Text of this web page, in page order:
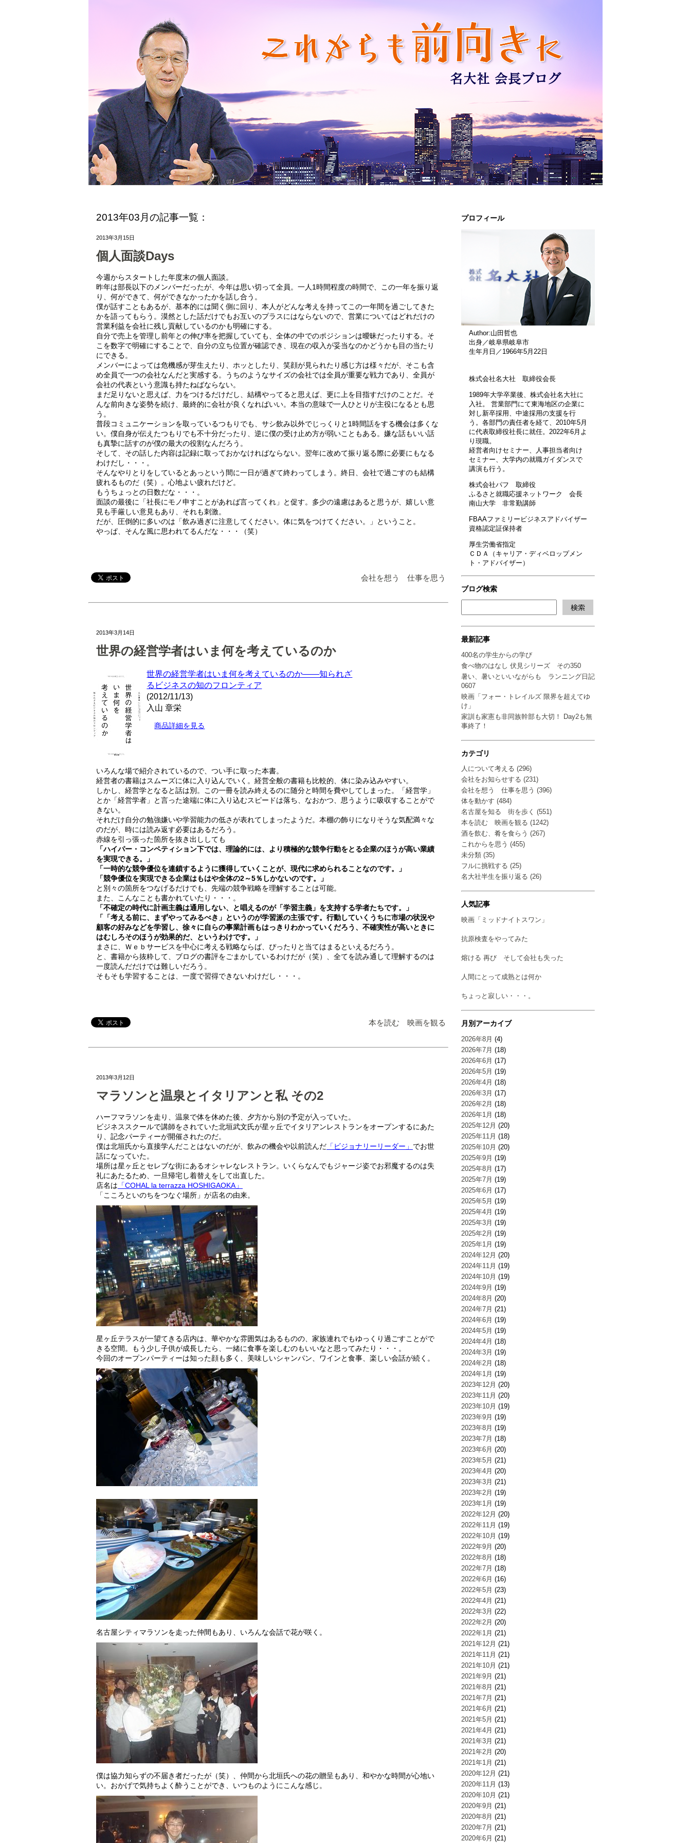
プロフィール
Author:山田哲也
出身／岐阜県岐阜市
生年月日／1966年5月22日
株式会社名大社 取締役会長
1989年大学卒業後、株式会社名大社に
入社。 営業部門にて東海地区の企業に
対し新卒採用、中途採用の支援を行
う。各部門の責任者を経て、2010年5月
に代表取締役社長に就任。2022年6月よ
り現職。
経営者向けセミナー、人事担当者向け
セミナー、大学内の就職ガイダンスで
講演も行う。
株式会社パフ 取締役
ふるさと就職応援ネットワーク 会長
南山大学 非常勤講師
FBAAファミリービジネスアドバイザー
資格認定証保持者
厚生労働省指定
ＣＤＡ（キャリア・ディベロップメン
ト・アドバイザー）
ブログ検索
最新記事
400名の学生からの学び
食べ物のはなし 伏見シリーズ その350
暑い、暑いといいながらも ランニング日記
0607
映画「フォー・トレイルズ 限界を超えてゆ
け」
家訓も家憲も非同族幹部も大切！ Day2も無
事終了！
カテゴリ
人について考える (296)
会社をお知らせする (231)
会社を想う 仕事を思う (396)
体を動かす (484)
名古屋を知る 街を歩く (551)
本を読む 映画を観る (1242)
酒を飲む、肴を食らう (267)
これからを思う (455)
未分類 (35)
フルに挑戦する (25)
名大社半生を振り返る (26)
人気記事
映画「ミッドナイトスワン」
抗原検査をやってみた
熔ける 再び そして会社も失った
人間にとって成熟とは何か
ちょっと寂しい・・・。
月別アーカイブ
2026年8月 (4)
2026年7月 (18)
2026年6月 (17)
2026年5月 (19)
2026年4月 (18)
2026年3月 (17)
2026年2月 (18)
2026年1月 (18)
2025年12月 (20)
2025年11月 (18)
2025年10月 (20)
2025年9月 (19)
2025年8月 (17)
2025年7月 (19)
2025年6月 (17)
2025年5月 (19)
2025年4月 (19)
2025年3月 (19)
2025年2月 (19)
2025年1月 (19)
2024年12月 (20)
2024年11月 (19)
2024年10月 (19)
2024年9月 (19)
2024年8月 (20)
2024年7月 (21)
2024年6月 (19)
2024年5月 (19)
2024年4月 (18)
2024年3月 (19)
2024年2月 (18)
2024年1月 (19)
2023年12月 (20)
2023年11月 (20)
2023年10月 (19)
2023年9月 (19)
2023年8月 (19)
2023年7月 (18)
2023年6月 (20)
2023年5月 (21)
2023年4月 (20)
2023年3月 (21)
2023年2月 (19)
2023年1月 (19)
2022年12月 (20)
2022年11月 (19)
2022年10月 (19)
2022年9月 (20)
2022年8月 (18)
2022年7月 (18)
2022年6月 (16)
2022年5月 (23)
2022年4月 (21)
2022年3月 (22)
2022年2月 (20)
2022年1月 (21)
2021年12月 (21)
2021年11月 (21)
2021年10月 (21)
2021年9月 (21)
2021年8月 (21)
2021年7月 (21)
2021年6月 (21)
2021年5月 (21)
2021年4月 (21)
2021年3月 (21)
2021年2月 (20)
2021年1月 (21)
2020年12月 (21)
2020年11月 (13)
2020年10月 (21)
2020年9月 (21)
2020年8月 (21)
2020年7月 (21)
2020年6月 (21)
2013年03月の記事一覧：
2013年3月15日
個人面談Days
今週からスタートした年度末の個人面談。
昨年は部長以下のメンバーだったが、今年は思い切って全員。一人1時間程度の時間で、この一年を振り返
り、何ができて、何ができなかったかを話し合う。
僕が話すこともあるが、基本的には聞く側に回り、本人がどんな考えを持ってこの一年間を過ごしてきた
かを語ってもらう。漠然とした話だけでもお互いのプラスにはならないので、営業についてはどれだけの
営業利益を会社に残し貢献しているのかも明確にする。
自分で売上を管理し前年との伸び率を把握していても、全体の中でのポジションは曖昧だったりする。そ
こを数字で明確にすることで、自分の立ち位置が確認でき、現在の収入が妥当なのかどうかも目の当たり
にできる。
メンバーによっては危機感が芽生えたり、ホッとしたり、笑顔が見られたり感じ方は様々だが、そこも含
め全員で一つの会社なんだと実感する。うちのようなサイズの会社では全員が重要な戦力であり、全員が
会社の代表という意識も持たねばならない。
まだ足りないと思えば、力をつけるだけだし、結構やってると思えば、更に上を目指すだけのことだ。そ
んな前向きな姿勢を続け、最終的に会社が良くなればいい。本当の意味で一人ひとりが主役になるとも思
う。
普段コミュニケーションを取っているつもりでも、サシ飲み以外でじっくりと1時間話をする機会は多くな
い。僕自身が伝えたつもりでも不十分だったり、逆に僕の受け止め方が弱いこともある。嫌な話もいい話
も真摯に話すのが僕の最大の役割なんだろう。
そして、その話した内容は記録に取っておかなければならない。翌年に改めて振り返る際に必要にもなる
わけだし・・・。
そんなやりとりをしているとあっという間に一日が過ぎて終わってしまう。終日、会社で過ごすのも結構
疲れるものだ（笑）。心地よい疲れだけど。
もうちょっとの日数だな・・・。
面談の最後に「社長にモノ申すことがあれば言ってくれ」と促す。多少の遠慮はあると思うが、嬉しい意
見も手厳しい意見もあり、それも刺激。
だが、圧倒的に多いのは「飲み過ぎに注意してください。体に気をつけてください。」ということ。
やっぱ、そんな風に思われてるんだな・・・（笑）
会社を想う 仕事を思う
2013年3月14日
世界の経営学者はいま何を考えているのか
世界の経営学者はいま何を考えているのか――知られざ
るビジネスの知のフロンティア
(2012/11/13)
入山 章栄
商品詳細を見る
いろんな場で紹介されているので、つい手に取った本書。
経営者の書籍はスムーズに体に入り込んでいく。経営全般の書籍も比較的、体に染み込みやすい。
しかし、経営学となると話は別。この一冊を読み終えるのに随分と時間を費やしてしまった。「経営学」
とか「経営学者」と言った途端に体に入り込むスピードは落ち、なおかつ、思うように吸収することがで
きない。
それだけ自分の勉強嫌いや学習能力の低さが表れてしまったようだ。本棚の飾りになりそうな気配満々な
のだが、時には読み返す必要はあるだろう。
赤線を引っ張った箇所を抜き出ししても
「ハイパー・コンペティション下では、理論的には、より積極的な競争行動をとる企業のほうが高い業績
を実現できる。」
「一時的な競争優位を連鎖するように獲得していくことが、現代に求められることなのです。」
「競争優位を実現できる企業はもはや全体の2～5％しかないのです。」
と別々の箇所をつなげるだけでも、先端の競争戦略を理解することは可能。
また、こんなことも書かれていたり・・・。
「不確定の時代に計画主義は通用しない、と唱えるのが「学習主義」を支持する学者たちです。」
「「考える前に、まずやってみるべき」というのが学習派の主張です。行動していくうちに市場の状況や
顧客の好みなどを学習し、徐々に自らの事業計画もはっきりわかっていくだろう、不確実性が高いときに
はむしろそのほうが効果的だ、というわけです。」
まさに、Ｗｅｂサービスを中心に考える戦略ならば、ぴったりと当てはまるといえるだろう。
と、書籍から抜粋して、ブログの書評をごまかしているわけだが（笑）、全てを読み通して理解するのは
一度読んだだけでは難しいだろう。
そもそも学習することは、一度で習得できないわけだし・・・。
本を読む 映画を観る
2013年3月12日
マラソンと温泉とイタリアンと私 その2
ハーフマラソンを走り、温泉で体を休めた後、夕方から別の予定が入っていた。
ビジネススクールで講師をされていた北垣武文氏が星ヶ丘でイタリアンレストランをオープンするにあた
り、記念パーティーが開催されたのだ。
僕は北垣氏から直接学んだことはないのだが、飲みの機会や以前読んだ 「ビジョナリーリーダー」 でお世
話になっていた。
場所は星ヶ丘とセレブな街にあるオシャレなレストラン。いくらなんでもジャージ姿でお邪魔するのは失
礼にあたるため、一旦帰宅し着替えをして出直した。
店名は 「COHAL la terrazza HOSHIGAOKA」
「こころといのちをつなぐ場所」が店名の由来。
星ヶ丘テラスが一望てきる店内は、華やかな雰囲気はあるものの、家族連れでもゆっくり過ごすことがで
きる空間。もう少し子供が成長したら、一緒に食事を楽しむのもいいなと思ってみたり・・・。
今回のオープンパーティーは知った顔も多く、美味しいシャンパン、ワインと食事、楽しい会話が続く。
名古屋シティマラソンを走った仲間もあり、いろんな会話で花が咲く。
僕は協力知らずの不届き者だったが（笑）、仲間から北垣氏への花の贈呈もあり、和やかな時間が心地い
い。おかげで気持ちよく酔うことができ、いつものようにこんな感じ。